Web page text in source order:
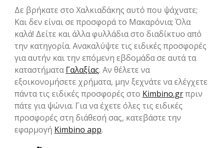
Δε βρήκατε στο Χαλκιαδάκης αυτό που ψάχνατε;
Και δεν είναι σε προσφορά το Μακαρόνια; Όλα
καλά! Δείτε και άλλα φυλλάδια στο διαδίκτυο από
την κατηγορία. Ανακαλύψτε τις ειδικές προσφορές
για αυτήν και την επόμενη εβδομάδα σε αυτά τα
καταστήματαΓαλαξίας. Αν θέλετε να
εξοικονομήσετε χρήματα, μην ξεχνάτε να ελέγχετε
πάντα τις ειδικές προσφορές στο Kimbino.grπριν
πάτε για ψώνια. Για να έχετε όλες τις ειδικές
προσφορές στη διάθεσή σας, κατεβάστε την
εφαρμογή Kimbino app.